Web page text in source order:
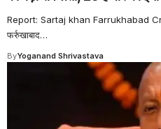
Report: Sartaj khan Farrukhabad
फर्रुखाबाद…
ByYoganand Shrivastava